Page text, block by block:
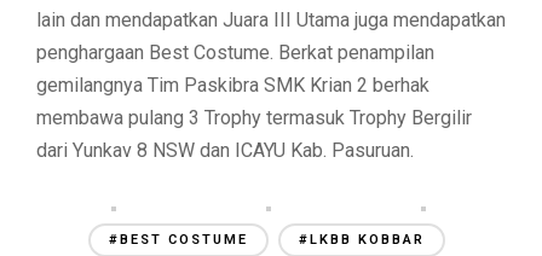
lain dan mendapatkan Juara III Utama juga mendapatkan
penghargaan Best Costume. Berkat penampilan
gemilangnya Tim Paskibra SMK Krian 2 berhak
membawa pulang 3 Trophy termasuk Trophy Bergilir
dari Yunkav 8 NSW dan ICAYU Kab. Pasuruan.
#BEST COSTUME #LKBB KOBBAR